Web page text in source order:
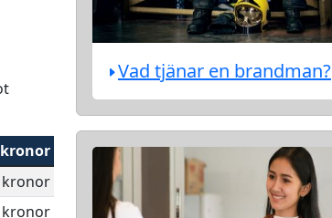
kronor
kronor
kronor
Vad tjänar en brandman?